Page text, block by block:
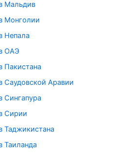
Мальдив
Монголии
Непала
ОАЭ
Пакистана
Саудовской Аравии
Сингапура
Сирии
Таджикистана
Таиланда